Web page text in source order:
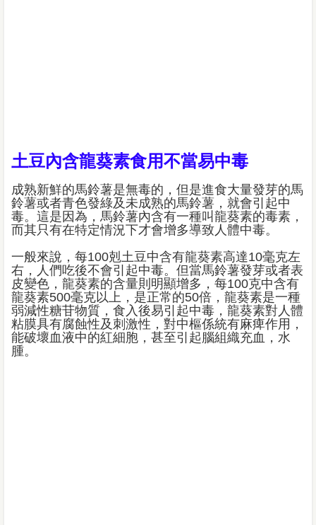
土豆內含龍葵素食用不當易中毒
成熟新鮮的馬鈴薯是無毒的，但是進食大量發芽的馬
鈴薯或者青色發綠及未成熟的馬鈴薯，就會引起中
毒。這是因為，馬鈴薯內含有一種叫龍葵素的毒素，
而其只有在特定情況下才會增多導致人體中毒。
一般來說，每100剋土豆中含有龍葵素高達10毫克左
右，人們吃後不會引起中毒。但當馬鈴薯發芽或者表
皮變色，龍葵素的含量則明顯增多，每100克中含有
龍葵素500毫克以上，是正常的50倍，龍葵素是一種
弱減性糖苷物質，食入後易引起中毒，龍葵素對人體
粘膜具有腐蝕性及刺激性，對中樞係統有麻痺作用，
能破壞血液中的紅細胞，甚至引起腦組織充血，水
腫。